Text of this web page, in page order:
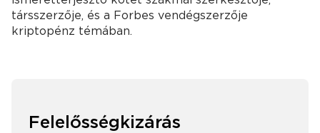
társszerzője, és a Forbes vendégszerzője
kriptopénz témában.
Felelősségkizárás